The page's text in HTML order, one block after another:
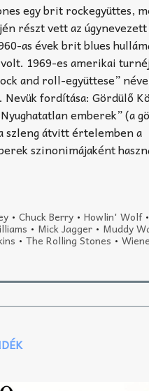
egy brit rockegyüttes,
részt vett az
as évek brit blues
1969-es amerikai
and roll-együttese”
Nevük fordítása: Gördülő
emberek” (a
szleng átvitt értelemben a
szinonimájaként
•Chuck Berry •Howlin' Wolf
• Mick Jagger • Muddy
• The Rolling Stones •